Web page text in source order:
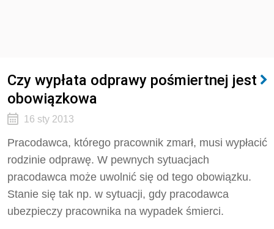
Czy wypłata odprawy pośmiertnej jest
obowiązkowa
16 sty 2013
Pracodawca, którego pracownik zmarł, musi wypłacić
rodzinie odprawę. W pewnych sytuacjach
pracodawca może uwolnić się od tego obowiązku.
Stanie się tak np. w sytuacji, gdy pracodawca
ubezpieczy pracownika na wypadek śmierci.